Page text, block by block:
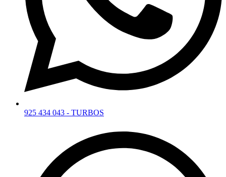
925 434 043 - TURBOS